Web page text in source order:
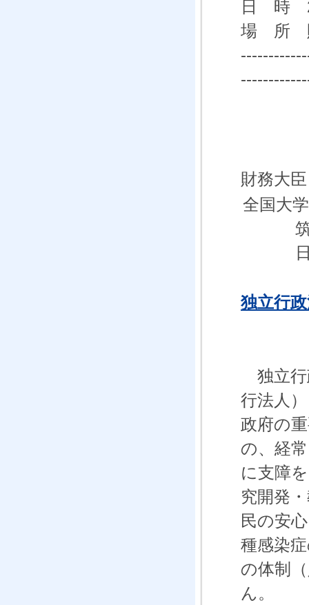
日 時
場 所
財務大
全国大
独立行
独立行
行法人
政府の
の、経
に支障
究開発
民の安
種感染
の体制
ん。